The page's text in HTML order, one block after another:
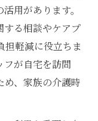
用があります。
する相談やケアプ
担軽減に役立ちま
フが自宅を訪問
め、家族の介護時